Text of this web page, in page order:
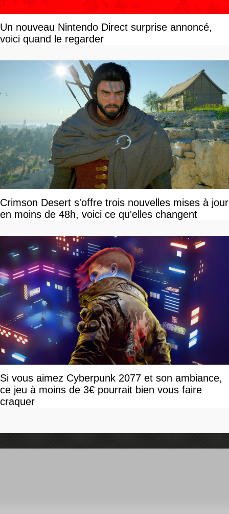
Un nouveau Nintendo Direct surprise annoncé,
voici quand le regarder
Crimson Desert s'offre trois nouvelles mises à jour
en moins de 48h, voici ce qu'elles changent
Si vous aimez Cyberpunk 2077 et son ambiance,
ce jeu à moins de 3€ pourrait bien vous faire
craquer